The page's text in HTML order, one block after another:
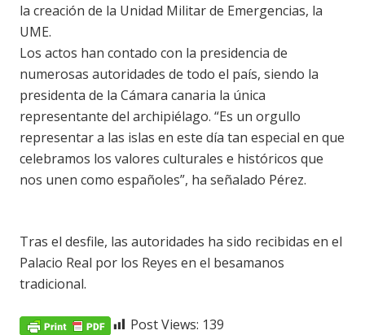
la creación de la Unidad Militar de Emergencias, la
UME.
Los actos han contado con la presidencia de
numerosas autoridades de todo el país, siendo la
presidenta de la Cámara canaria la única
representante del archipiélago. “Es un orgullo
representar a las islas en este día tan especial en que
celebramos los valores culturales e históricos que
nos unen como españoles”, ha señalado Pérez.
Tras el desfile, las autoridades ha sido recibidas en el
Palacio Real por los Reyes en el besamanos
tradicional.
Post Views: 139